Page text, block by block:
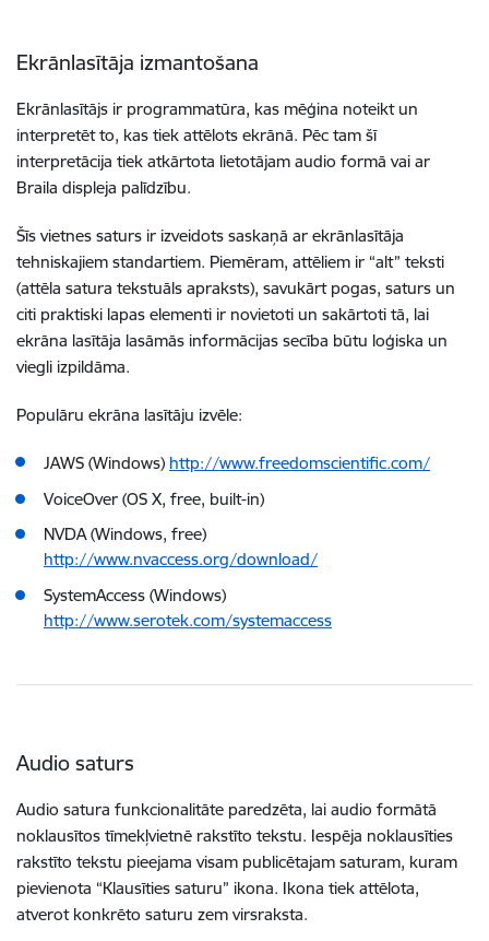
Ekrānlasītāja izmantošana
Ekrānlasītājs ir programmatūra, kas mēģina noteikt un
interpretēt to, kas tiek attēlots ekrānā. Pēc tam šī
interpretācija tiek atkārtota lietotājam audio formā vai ar
Braila displeja palīdzību.
Šīs vietnes saturs ir izveidots saskaņā ar ekrānlasītāja
tehniskajiem standartiem. Piemēram, attēliem ir “alt” teksti
(attēla satura tekstuāls apraksts), savukārt pogas, saturs un
citi praktiski lapas elementi ir novietoti un sakārtoti tā, lai
ekrāna lasītāja lasāmās informācijas secība būtu loģiska un
viegli izpildāma.
Populāru ekrāna lasītāju izvēle:
JAWS (Windows) http://www.freedomscientific.com/
VoiceOver (OS X, free, built-in)
NVDA (Windows, free)
http://www.nvaccess.org/download/
SystemAccess (Windows)
http://www.serotek.com/systemaccess
Audio saturs
Audio satura funkcionalitāte paredzēta, lai audio formātā
noklausītos tīmekļvietnē rakstīto tekstu. Iespēja noklausīties
rakstīto tekstu pieejama visam publicētajam saturam, kuram
pievienota “Klausīties saturu” ikona. Ikona tiek attēlota,
atverot konkrēto saturu zem virsraksta.